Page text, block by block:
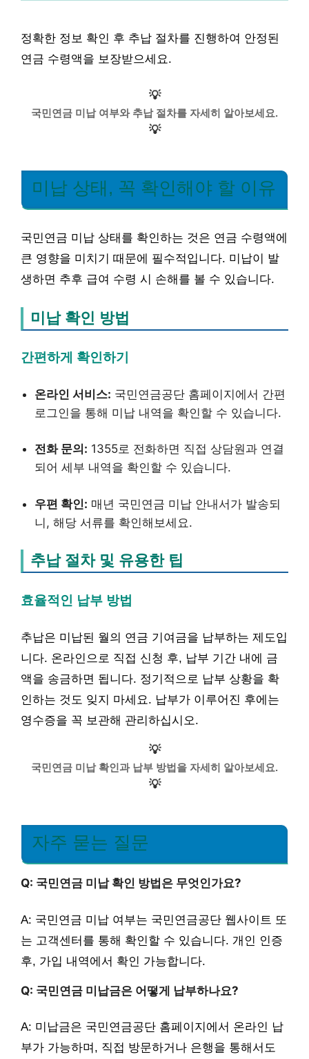
정확한 정보 확인 후 추납 절차를 진행하여 안정된
연금 수령액을 보장받으세요.
💡
국민연금 미납 여부와 추납 절차를 자세히 알아보세요.
💡
미납 상태, 꼭 확인해야 할 이유
국민연금 미납 상태를 확인하는 것은 연금 수령액에
큰 영향을 미치기 때문에 필수적입니다. 미납이 발
생하면 추후 급여 수령 시 손해를 볼 수 있습니다.
미납 확인 방법
간편하게 확인하기
온라인 서비스: 국민연금공단 홈페이지에서 간편
로그인을 통해 미납 내역을 확인할 수 있습니다.
전화 문의: 1355로 전화하면 직접 상담원과 연결
되어 세부 내역을 확인할 수 있습니다.
우편 확인: 매년 국민연금 미납 안내서가 발송되
니, 해당 서류를 확인해보세요.
추납 절차 및 유용한 팁
효율적인 납부 방법
추납은 미납된 월의 연금 기여금을 납부하는 제도입
니다. 온라인으로 직접 신청 후, 납부 기간 내에 금
액을 송금하면 됩니다. 정기적으로 납부 상황을 확
인하는 것도 잊지 마세요. 납부가 이루어진 후에는
영수증을 꼭 보관해 관리하십시오.
💡
국민연금 미납 확인과 납부 방법을 자세히 알아보세요.
💡
자주 묻는 질문
Q: 국민연금 미납 확인 방법은 무엇인가요?
A: 국민연금 미납 여부는 국민연금공단 웹사이트 또
는 고객센터를 통해 확인할 수 있습니다. 개인 인증
후, 가입 내역에서 확인 가능합니다.
Q: 국민연금 미납금은 어떻게 납부하나요?
A: 미납금은 국민연금공단 홈페이지에서 온라인 납
부가 가능하며, 직접 방문하거나 은행을 통해서도